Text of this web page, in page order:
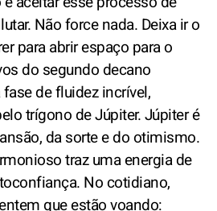
Não force nada. Deixa ir o
para abrir espaço para o
do segundo decano
de fluidez incrível,
trígono de Júpiter. Júpiter é
da sorte e do otimismo.
traz uma energia de
No cotidiano,
que estão voando: